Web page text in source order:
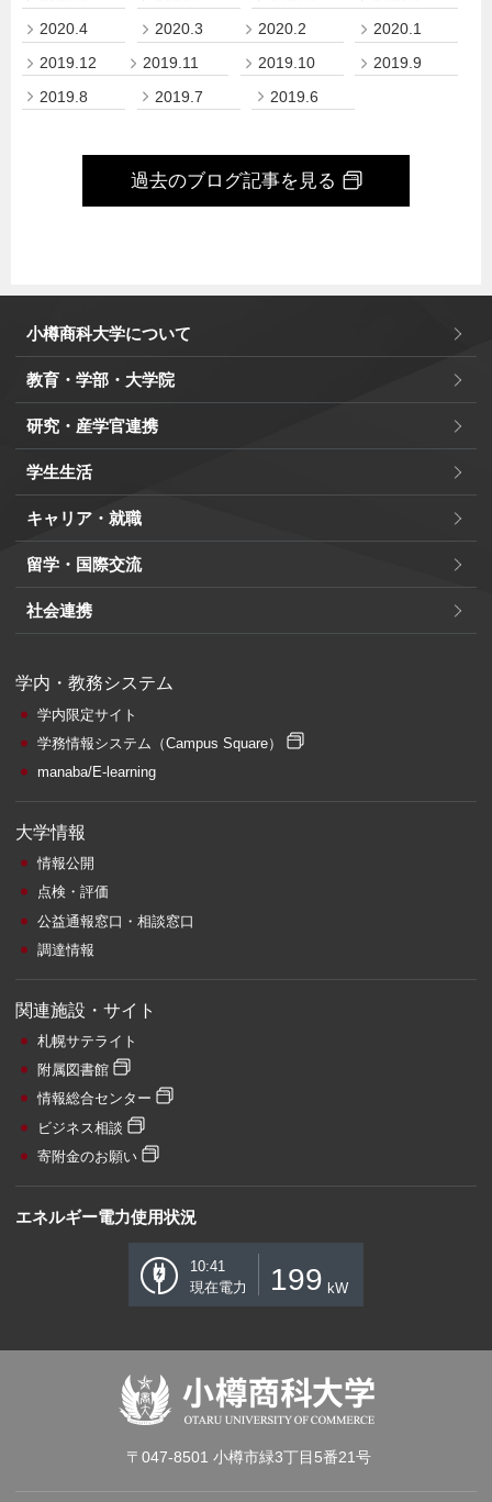
2020.4
2020.3 2020.2
2020.1
2019.12
2019.11 2019.10
2019.9
2019.8
2019.7 2019.6
過去のブログ記事を見る
小樽商科大学について
教育・学部・大学院
研究・産学官連携
学生生活
キャリア・就職
留学・国際交流
社会連携
学内・教務システム
学内限定サイト
学務情報システム （Campus Square）
manaba/E-learning
大学情報
情報公開
点検・評価
公益通報窓口・相談窓口
調達情報
関連施設・サイト
札幌サテライト
附属図書館
情報総合センター
ビジネス相談
寄附金のお願い
エネルギー電力使用状況
10:41
現在電力
199 kW
〒047-8501 小樽市緑3丁目5番21号